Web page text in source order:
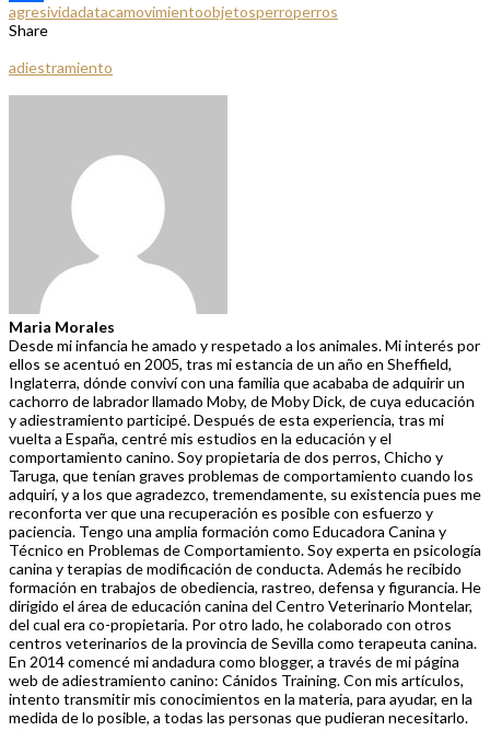
Compartir
agresividadatacamovimientoobjetosperroperros
Share
adiestramiento
Maria Morales
Desde mi infancia he amado y respetado a los animales. Mi interés por
ellos se acentuó en 2005, tras mi estancia de un año en Sheffield,
Inglaterra, dónde conviví con una familia que acababa de adquirir un
cachorro de labrador llamado Moby, de Moby Dick, de cuya educación
y adiestramiento participé. Después de esta experiencia, tras mi
vuelta a España, centré mis estudios en la educación y el
comportamiento canino. Soy propietaria de dos perros, Chicho y
Taruga, que tenían graves problemas de comportamiento cuando los
adquirí, y a los que agradezco, tremendamente, su existencia pues me
reconforta ver que una recuperación es posible con esfuerzo y
paciencia. Tengo una amplia formación como Educadora Canina y
Técnico en Problemas de Comportamiento. Soy experta en psicología
canina y terapias de modificación de conducta. Además he recibido
formación en trabajos de obediencia, rastreo, defensa y figurancia. He
dirigido el área de educación canina del Centro Veterinario Montelar,
del cual era co-propietaria. Por otro lado, he colaborado con otros
centros veterinarios de la provincia de Sevilla como terapeuta canina.
En 2014 comencé mi andadura como blogger, a través de mi página
web de adiestramiento canino: Cánidos Training. Con mis artículos,
intento transmitir mis conocimientos en la materia, para ayudar, en la
medida de lo posible, a todas las personas que pudieran necesitarlo.